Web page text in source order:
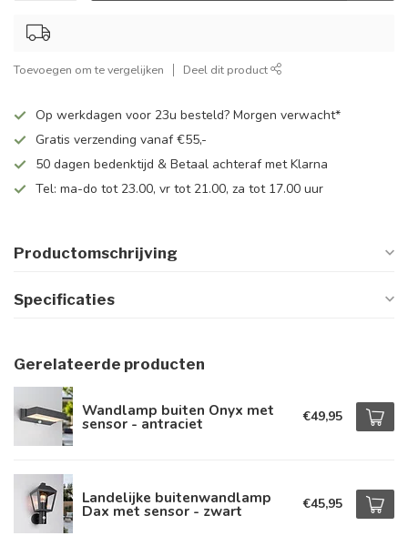
Toevoegen om te vergelijken Deel dit product
Op werkdagen voor 23u besteld? Morgen verwacht*
Gratis verzending vanaf €55,-
50 dagen bedenktijd & Betaal achteraf met Klarna
Tel: ma-do tot 23.00, vr tot 21.00, za tot 17.00 uur
Productomschrijving
Specificaties
Gerelateerde producten
Wandlamp buiten Onyx met
sensor - antraciet €49,95
Landelijke buitenwandlamp
Dax met sensor - zwart €45,95